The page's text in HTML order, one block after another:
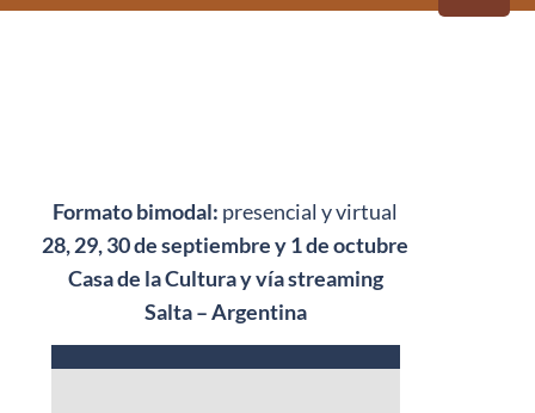
Formato bimodal: presencial y virtual
28, 29, 30 de septiembre y 1 de octubre
Casa de la Cultura y vía streaming
Salta – Argentina
Investig